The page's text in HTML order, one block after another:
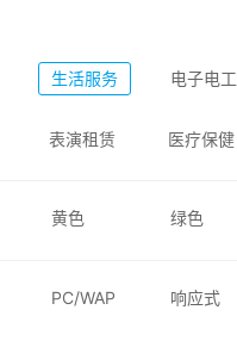
生活服务 电子电工
表演租赁 医疗保健
黄色 绿色
PC/WAP 响应式